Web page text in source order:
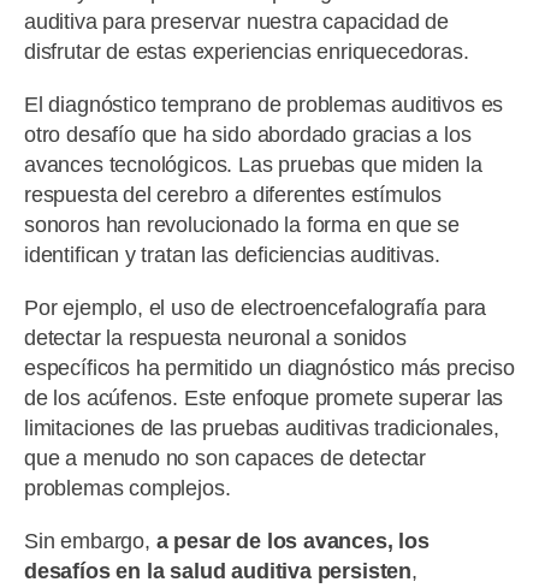
auditiva para preservar nuestra capacidad de
disfrutar de estas experiencias enriquecedoras.
El diagnóstico temprano de problemas auditivos es
otro desafío que ha sido abordado gracias a los
avances tecnológicos. Las pruebas que miden la
respuesta del cerebro a diferentes estímulos
sonoros han revolucionado la forma en que se
identifican y tratan las deficiencias auditivas.
Por ejemplo, el uso de electroencefalografía para
detectar la respuesta neuronal a sonidos
específicos ha permitido un diagnóstico más preciso
de los acúfenos. Este enfoque promete superar las
limitaciones de las pruebas auditivas tradicionales,
que a menudo no son capaces de detectar
problemas complejos.
Sin embargo, a pesar de los avances, los
desafíos en la salud auditiva persisten,